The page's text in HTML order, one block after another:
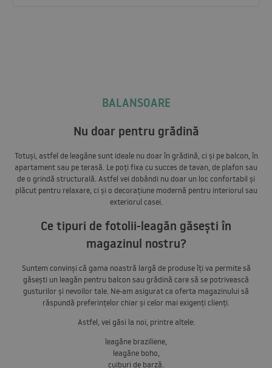
BALANSOARE
Nu doar pentru grădină
Totuși, astfel de leagăne sunt ideale nu doar în grădină, ci și pe balcon, în
apartament sau pe terasă. Le poți fixa cu succes de tavan, de plafon sau
de o grindă structurală. Astfel vei dobândi nu doar un loc confortabil și
plăcut pentru relaxare, ci și o decorațiune modernă pentru interiorul sau
exteriorul casei.
Ce tipuri de fotolii-leagăn găsești în
magazinul nostru?
Suntem convinși că gama noastră largă de produse îți va permite să
găsești un leagăn pentru balcon sau grădină care să se potrivească
gusturilor și nevoilor tale. Ne-am asigurat ca oferta magazinului să
răspundă preferințelor chiar și celor mai exigenți clienți.
Astfel, vei găsi la noi, printre altele:
leagăne braziliene,
leagăne boho,
cuiburi de barză.